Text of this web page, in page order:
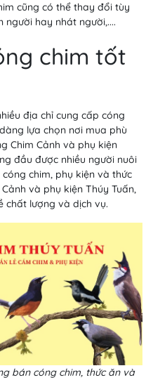
cũng có thể thay đổi tùy
hay nhát người,....
chim tốt
địa chỉ cung cấp cóng
lựa chọn nơi mua phù
Chim Cảnh và phụ kiện
đầu được nhiều người nuôi
chim, phụ kiện và thức
và phụ kiện Thúy Tuấn,
chất lượng và dịch vụ.
bán cóng chim, thức ăn và